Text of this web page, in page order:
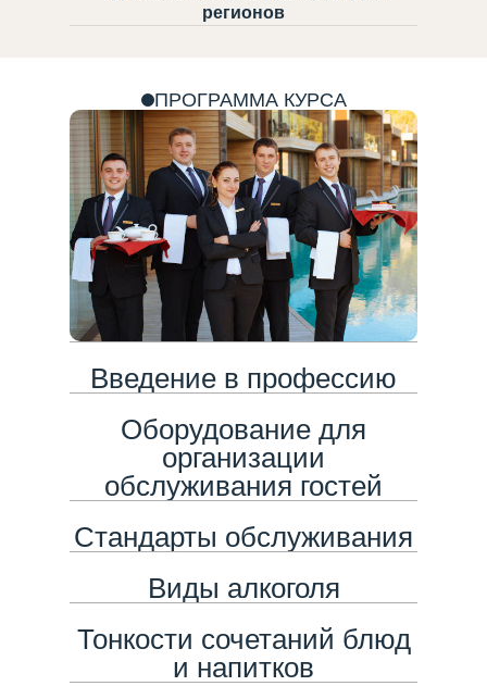
регионов
ПРОГРАММА КУРСА
Введение в профессию
Оборудование для
организации
обслуживания гостей
Стандарты обслуживания
Виды алкоголя
Тонкости сочетаний блюд
и напитков